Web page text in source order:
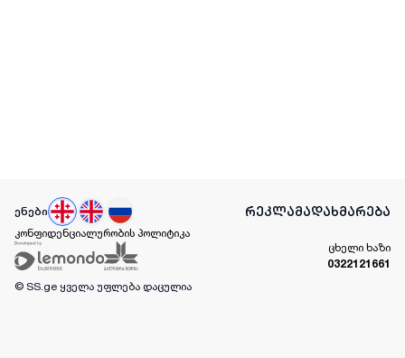
ენები რეკლამადახმარება
კონფიდენციალურობის პოლიტიკა
ცხელი ხაზი
0322121661
© SS.ge ყველა უფლება დაცულია